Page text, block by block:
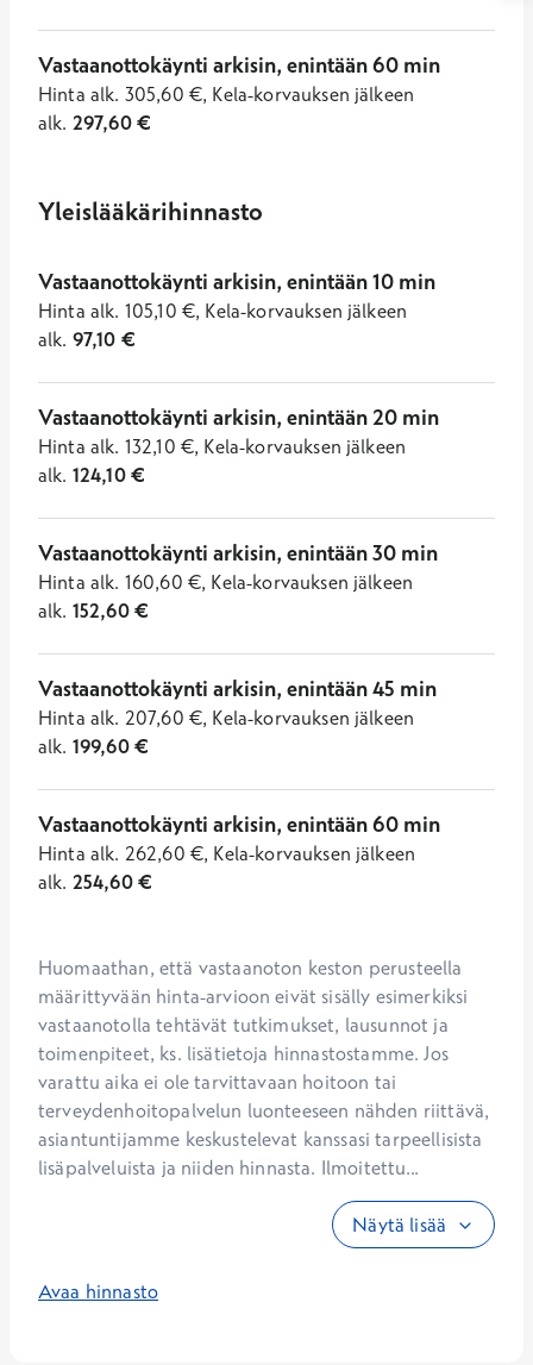
Vastaanottokäynti arkisin, enintään 60 min
Hinta alk. 305,60 €, Kela-korvauksen jälkeen
alk. 297,60€
Yleislääkärihinnasto
Vastaanottokäynti arkisin, enintään 10 min
Hinta alk. 105,10 €, Kela-korvauksen jälkeen
alk. 97,10 €
Vastaanottokäynti arkisin, enintään 20 min
Hinta alk. 132,10 €, Kela-korvauksen jälkeen
alk. 124,10€
Vastaanottokäynti arkisin, enintään 30 min
Hinta alk. 160,60 €, Kela-korvauksen jälkeen
alk. 152,60€
Vastaanottokäynti arkisin, enintään 45 min
Hinta alk. 207,60 €, Kela-korvauksen jälkeen
alk. 199,60€
Vastaanottokäynti arkisin, enintään 60 min
Hinta alk. 262,60 €, Kela-korvauksen jälkeen
alk. 254,60€
Huomaathan, että vastaanoton keston perusteella
määrittyvään hinta-arvioon eivät sisälly esimerkiksi
vastaanotolla tehtävät tutkimukset, lausunnot ja
toimenpiteet, ks. lisätietoja hinnastostamme. Jos
varattu aika ei ole tarvittavaan hoitoon tai
terveydenhoitopalvelun luonteeseen nähden riittävä,
asiantuntijamme keskustelevat kanssasi tarpeellisista
lisäpalveluista ja niiden hinnasta. Ilmoitettu...
Näytä lisää
Avaa hinnasto